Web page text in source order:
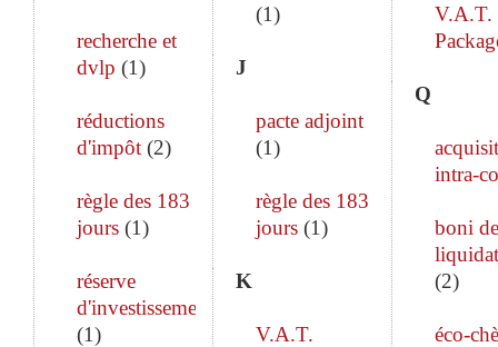
recherche et
dvlp (1)
réductions
d'impôt (2)
règle des 183
jours (1)
réserve
d'investissement
(1)
(1)
J
pacte adjoint
(1)
règle des 183
jours(1)
K
V.A.T.
V.A.T.
Q
intra-
boni de
(2)
éco-